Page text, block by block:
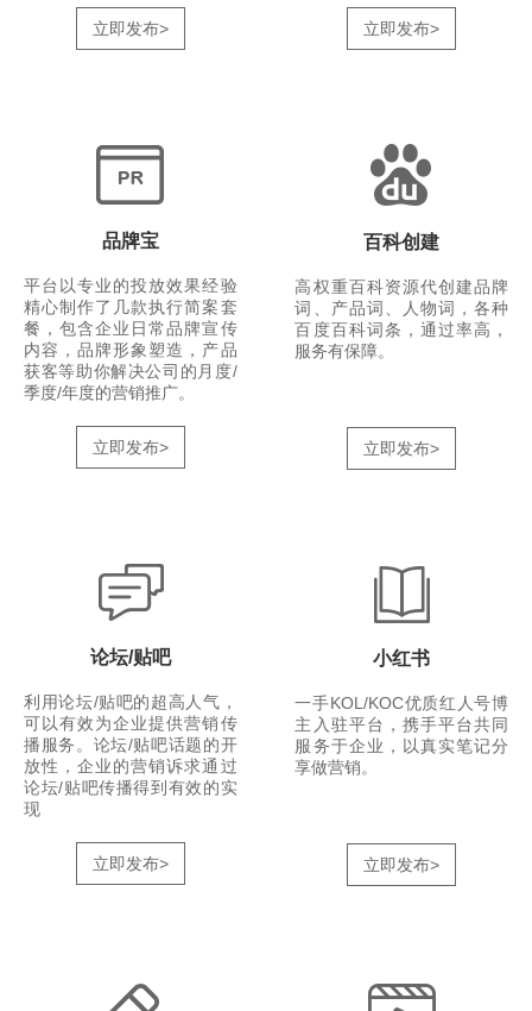
立即发布> 立即发布>
品牌宝
平台以专业的投放效果经验
精心制作了几款执行简案套
餐，包含企业日常品牌宣传
内容，品牌形象塑造，产品
获客等助你解决公司的月度/
季度/年度的营销推广。
立即发布>
百科创建
高权重百科资源代创建品牌
词、产品词、人物词，各种
百度百科词条，通过率高，
服务有保障。
立即发布>
论坛/贴吧
利用论坛/贴吧的超高人气，
可以有效为企业提供营销传
播服务。论坛/贴吧话题的开
放性，企业的营销诉求通过
论坛/贴吧传播得到有效的实
现
立即发布>
小红书
一手KOL/KOC优质红人号博
主入驻平台，携手平台共同
服务于企业，以真实笔记分
享做营销。
立即发布>